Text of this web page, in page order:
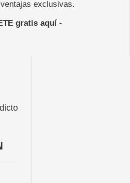
exclusivas.
gratis aquí-